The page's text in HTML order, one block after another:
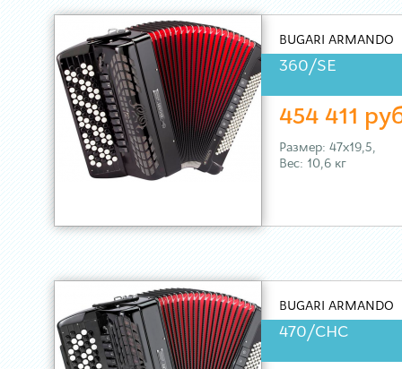
BUGARI ARMANDO
360/SE
454 411
Размер: 47х19,5,
Вес: 10,6 кг
BUGARI ARMANDO
470/CHC